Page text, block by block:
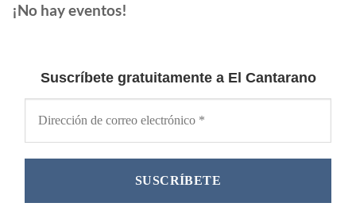
¡No hay eventos!
Suscríbete gratuitamente a El Cantarano